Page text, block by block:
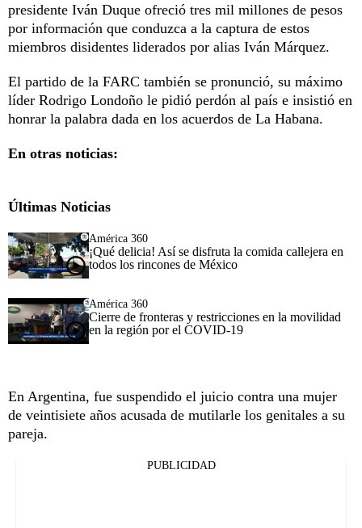
presidente Iván Duque ofreció tres mil millones de pesos
por información que conduzca a la captura de estos
miembros disidentes liderados por alias Iván Márquez.
El partido de la FARC también se pronunció, su máximo
líder Rodrigo Londoño le pidió perdón al país e insistió en
honrar la palabra dada en los acuerdos de La Habana.
En otras noticias:
Últimas Noticias
América 360
¡Qué delicia! Así se disfruta la comida callejera en
todos los rincones de México
América 360
Cierre de fronteras y restricciones en la movilidad
en la región por el COVID-19
En Argentina, fue suspendido el juicio contra una mujer
de veintisiete años acusada de mutilarle los genitales a su
pareja.
PUBLICIDAD